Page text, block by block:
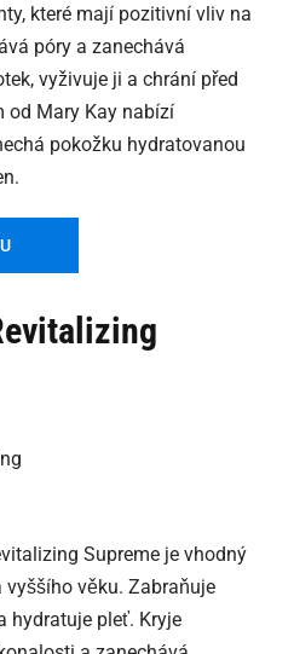
které mají pozitivní vliv na
póry a zanechává
vyživuje ji a chrání před
od Mary Kay nabízí
pokožku hydratovanou
Supreme je vhodný
vyššího věku. Zabraňuje
hydratuje pleť. Kryje